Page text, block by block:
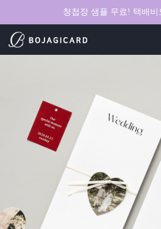
청첩장 샘플 무료! 택배비